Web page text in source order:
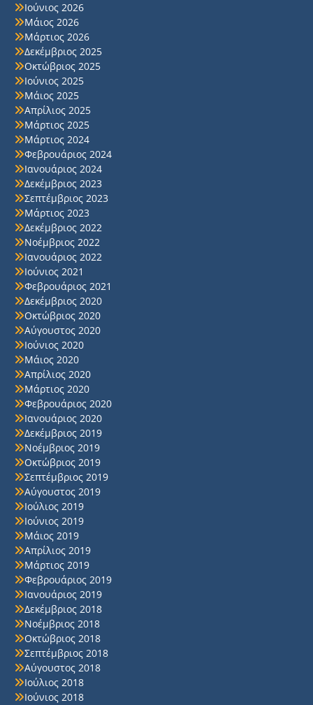
Ιούνιος 2026
Μάιος 2026
Μάρτιος 2026
Δεκέμβριος 2025
Οκτώβριος 2025
Ιούνιος 2025
Μάιος 2025
Απρίλιος 2025
Μάρτιος 2025
Μάρτιος 2024
Φεβρουάριος 2024
Ιανουάριος 2024
Δεκέμβριος 2023
Σεπτέμβριος 2023
Μάρτιος 2023
Δεκέμβριος 2022
Νοέμβριος 2022
Ιανουάριος 2022
Ιούνιος 2021
Φεβρουάριος 2021
Δεκέμβριος 2020
Οκτώβριος 2020
Αύγουστος 2020
Ιούνιος 2020
Μάιος 2020
Απρίλιος 2020
Μάρτιος 2020
Φεβρουάριος 2020
Ιανουάριος 2020
Δεκέμβριος 2019
Νοέμβριος 2019
Οκτώβριος 2019
Σεπτέμβριος 2019
Αύγουστος 2019
Ιούλιος 2019
Ιούνιος 2019
Μάιος 2019
Απρίλιος 2019
Μάρτιος 2019
Φεβρουάριος 2019
Ιανουάριος 2019
Δεκέμβριος 2018
Νοέμβριος 2018
Οκτώβριος 2018
Σεπτέμβριος 2018
Αύγουστος 2018
Ιούλιος 2018
Ιούνιος 2018